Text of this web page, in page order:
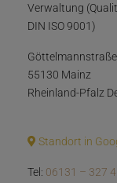
Verwaltung
DIN ISO 9001)
55130 Mainz
Rheinland-Pfalz
Standort in
Tel: 06131 – 327